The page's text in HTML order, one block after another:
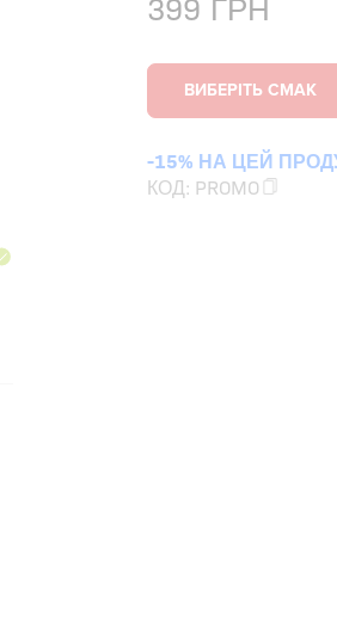
-15% НА ЦЕЙ
КОД: PROMO